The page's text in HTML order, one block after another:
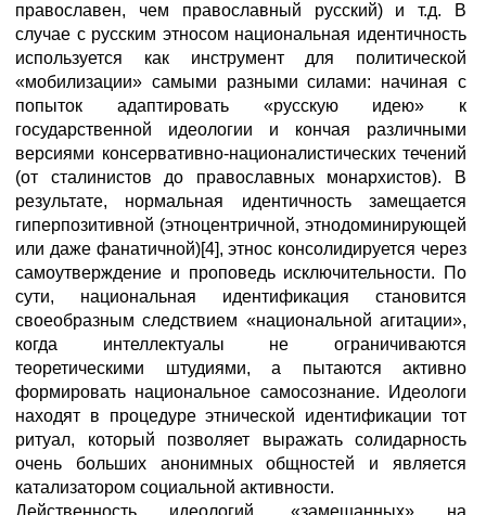
православен, чем православный русский) и т.д. В
случае с русским этносом национальная идентичность
используется как инструмент для политической
«мобилизации» самыми разными силами: начиная с
попыток адаптировать «русскую идею» к
государственной идеологии и кончая различными
версиями консервативно-националистических течений
(от сталинистов до православных монархистов). В
результате, нормальная идентичность замещается
гиперпозитивной (этноцентричной, этнодоминирующей
или даже фанатичной)[4], этнос консолидируется через
самоутверждение и проповедь исключительности. По
сути, национальная идентификация становится
своеобразным следствием «национальной агитации»,
когда интеллектуалы не ограничиваются
теоретическими штудиями, а пытаются активно
формировать национальное самосознание. Идеологи
находят в процедуре этнической идентификации тот
ритуал, который позволяет выражать солидарность
очень больших анонимных общностей и является
катализатором социальной активности.
Действенность идеологий, «замешанных» на